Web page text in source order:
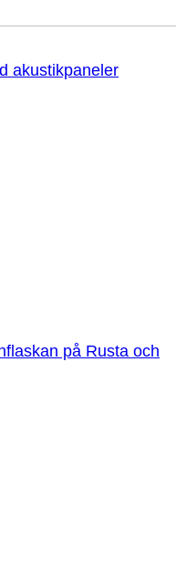
akustikpaneler
på Rusta och